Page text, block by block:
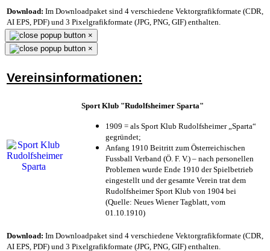
Download: Im Downloadpaket sind 4 verschiedene Vektorgrafikformate (CDR,
AI EPS, PDF) und 3 Pixelgrafikformate (JPG, PNG, GIF) enthalten.
×
×
Vereinsinformationen:
Sport Klub "Rudolfsheimer Sparta"
1909 = als Sport Klub Rudolfsheimer „Sparta“
gegründet;
Anfang 1910 Beitritt zum Österreichischen
Fussball Verband (Ö. F. V.) – nach personellen
Problemen wurde Ende 1910 der Spielbetrieb
eingestellt und der gesamte Verein trat dem
Rudolfsheimer Sport Klub von 1904 bei
(Quelle: Neues Wiener Tagblatt, vom
01.10.1910)
Download: Im Downloadpaket sind 4 verschiedene Vektorgrafikformate (CDR,
AI EPS, PDF) und 3 Pixelgrafikformate (JPG, PNG, GIF) enthalten.